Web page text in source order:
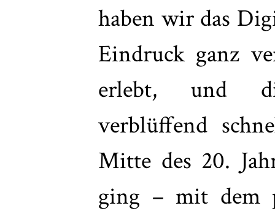
haben wir das
Eindruck ganz
erlebt, und
verblüffend
Mitte des 20.
ging – mit dem